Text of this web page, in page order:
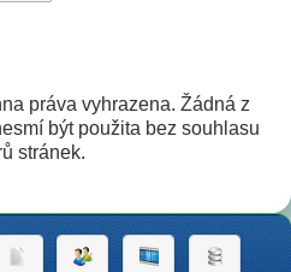
práva vyhrazena. Žádná z
být použita bez souhlasu
stránek.